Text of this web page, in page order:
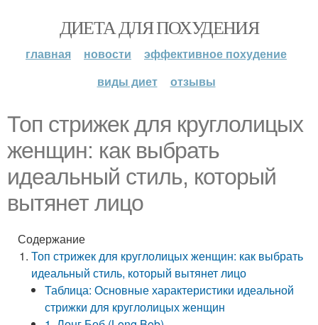
ДИЕТА ДЛЯ ПОХУДЕНИЯ
главная новости
эффективное похудение
виды диет
отзывы
Топ стрижек для круглолицых
женщин: как выбрать
идеальный стиль, который
вытянет лицо
Содержание
Топ стрижек для круглолицых женщин: как выбрать
идеальный стиль, который вытянет лицо
Таблица: Основные характеристики идеальной
стрижки для круглолицых женщин